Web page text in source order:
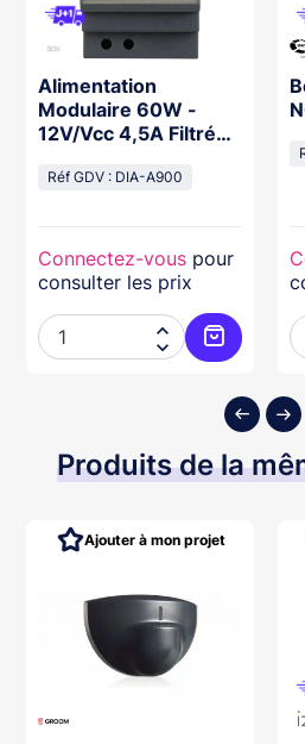
au panier
Alimentation
Modulaire 60W -
12V/Vcc 4,5A Filtrée
Réf GDV : DIA-A900
Connectez-vous pour
consulter les prix


Ajouter
Produits de la
Ajouter à mon projet